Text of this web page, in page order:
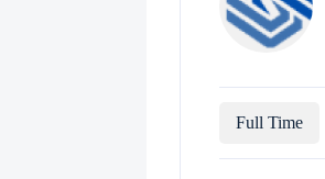
Full Time